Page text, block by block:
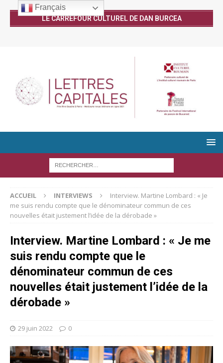
LE CARREFOUR CULTUREL DE DAN BURCEA
ACCUEIL INTERVIEWS
Interview. Martine Lombard : « Je
me suis rendu compte que le dénominateur commun de ces
nouvelles était justement l’idée de la dérobade »
Interview. Martine Lombard : « Je me
suis rendu compte que le
dénominateur commun de ces
nouvelles était justement l’idée de la
dérobade »
29 juin 2022 0
Français